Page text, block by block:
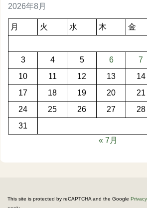
2026年8月
月 火 水 木 金
3
4 5 6 7
10
11 12 13 14
17
18 19 20 21
24
25 26 27 28
31
« 7月
This site is protected by reCAPTCHA and the Google